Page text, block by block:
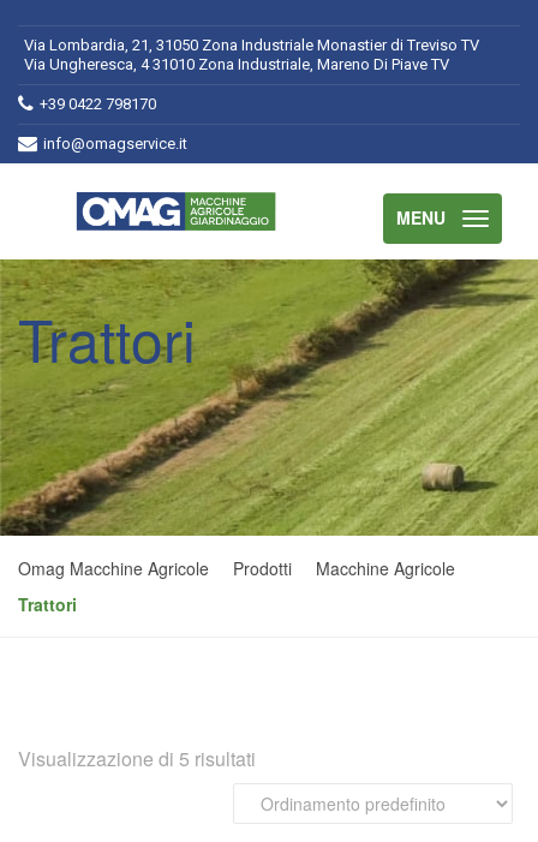
Via Lombardia, 21, 31050 Zona Industriale Monastier di Treviso TV
Via Ungheresca, 4 31010 Zona Industriale, Mareno Di Piave TV
+39 0422 798170
info@omagservice.it
MENU
Trattori
Omag Macchine Agricole Prodotti
Macchine Agricole
Trattori
Visualizzazione di 5 risultati